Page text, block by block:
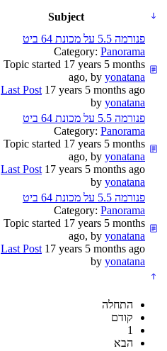
Subject
פנורמה 5.5 על מכונת 64 ביט
Category: Panorama
Topic started 17 years 5 months
ago, by yonatana
Last Post 17 years 5 months ago
by yonatana
פנורמה 5.5 על מכונת 64 ביט
Category: Panorama
Topic started 17 years 5 months
ago, by yonatana
Last Post 17 years 5 months ago
by yonatana
פנורמה 5.5 על מכונת 64 ביט
Category: Panorama
Topic started 17 years 5 months
ago, by yonatana
Last Post 17 years 5 months ago
by yonatana
התחלה
קודם
1
הבא